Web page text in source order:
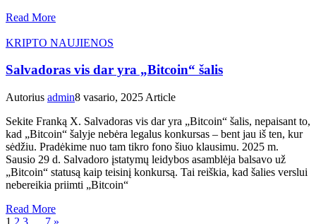
Read More
KRIPTO NAUJIENOS
Salvadoras vis dar yra „Bitcoin“ šalis
Autorius admin8 vasario, 2025 Article
Sekite Franką X. Salvadoras vis dar yra „Bitcoin“ šalis, nepaisant to,
kad „Bitcoin“ šalyje nebėra legalus konkursas – bent jau iš ten, kur
sėdžiu. Pradėkime nuo tam tikro fono šiuo klausimu. 2025 m.
Sausio 29 d. Salvadoro įstatymų leidybos asamblėja balsavo už
„Bitcoin“ statusą kaip teisinį konkursą. Tai reiškia, kad šalies verslui
nebereikia priimti „Bitcoin“
Read More
1 2 3 7 »